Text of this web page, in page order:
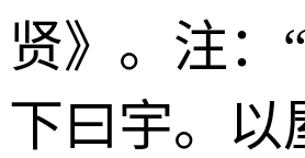
贤》。注：
下曰宇。以